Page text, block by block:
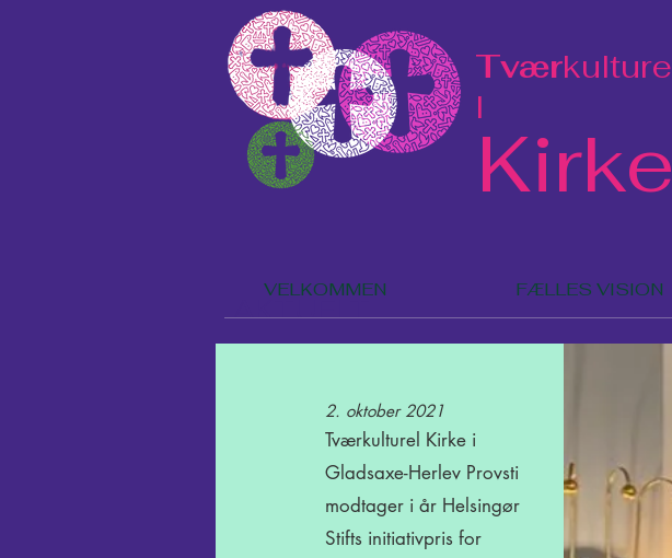
Kirke
Tværkulture
l
AKTUELT
2. oktober 2021
Tværkulturel Kirke i
Gladsaxe-Herlev Provsti
modtager i år Helsingør
Stifts initiativpris for
VELKOMMEN FÆLLES VISION